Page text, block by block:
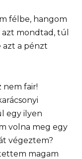
félbe, hangom
mondtad, túl
azt a pénzt
nem fair!
egy ilyen
volna meg egy
végeztem?
magam